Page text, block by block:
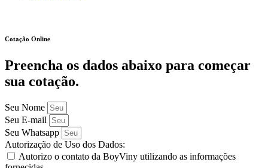
Cotação Online
Preencha os dados abaixo para começar
sua cotação.
Seu Nome
Seu E-mail
Seu Whatsapp
Autorização de Uso dos Dados:
Autorizo o contato da BoyViny utilizando as informações